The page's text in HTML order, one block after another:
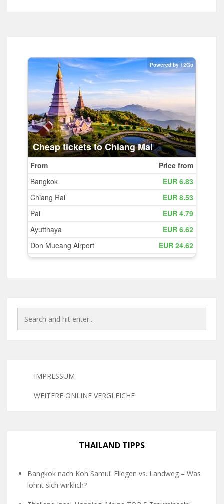
IMPRESSUM
WEITERE ONLINE VERGLEICHE
THAILAND TIPPS
Bangkok nach Koh Samui: Fliegen vs. Landweg – Was
lohnt sich wirklich?